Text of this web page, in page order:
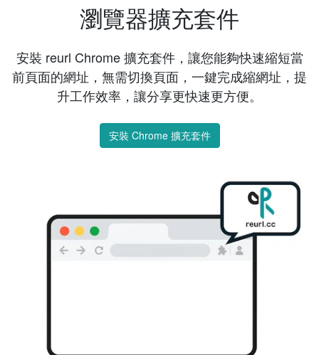
瀏覽器擴充套件
安裝 reurl Chrome 擴充套件，讓您能夠快速縮短當
前頁面的網址，無需切換頁面，一鍵完成縮網址，提
升工作效率，讓分享更快速更方便。
安裝 Chrome 擴充套件